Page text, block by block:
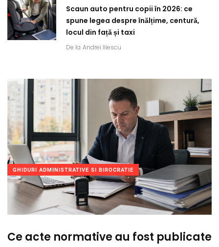
Scaun auto pentru copii în 2026: ce
spune legea despre înălțime, centură,
locul din față și taxi
De la Andrei Iliescu
GHIDURI ADMINISTRATIVE SI BIROCRATIE
Ce acte normative au fost publicate